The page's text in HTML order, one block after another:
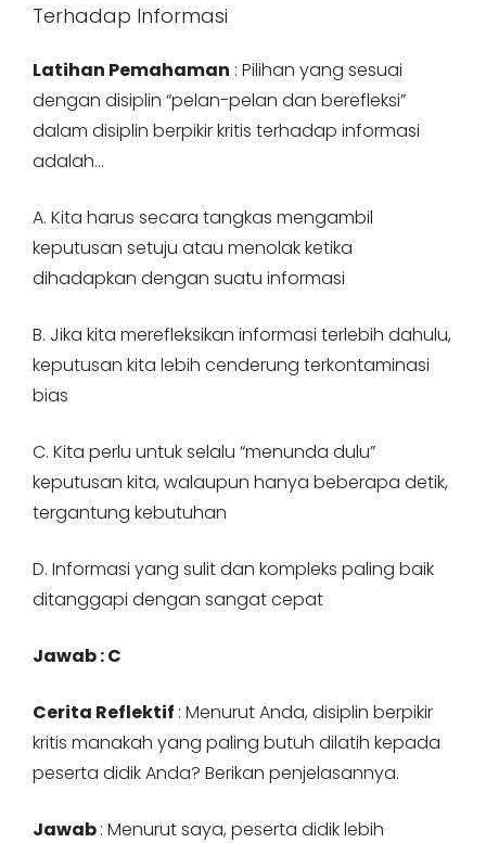
Terhadap Informasi
Latihan Pemahaman : Pilihan yang sesuai
dengan disiplin “pelan-pelan dan berefleksi”
dalam disiplin berpikir kritis terhadap informasi
adalah…
A. Kita harus secara tangkas mengambil
keputusan setuju atau menolak ketika
dihadapkan dengan suatu informasi
B. Jika kita merefleksikan informasi terlebih dahulu,
keputusan kita lebih cenderung terkontaminasi
bias
C. Kita perlu untuk selalu “menunda dulu”
keputusan kita, walaupun hanya beberapa detik,
tergantung kebutuhan
D. Informasi yang sulit dan kompleks paling baik
ditanggapi dengan sangat cepat
Jawab : C
Cerita Reflektif : Menurut Anda, disiplin berpikir
kritis manakah yang paling butuh dilatih kepada
peserta didik Anda? Berikan penjelasannya.
Jawab: Menurut saya, peserta didik lebih